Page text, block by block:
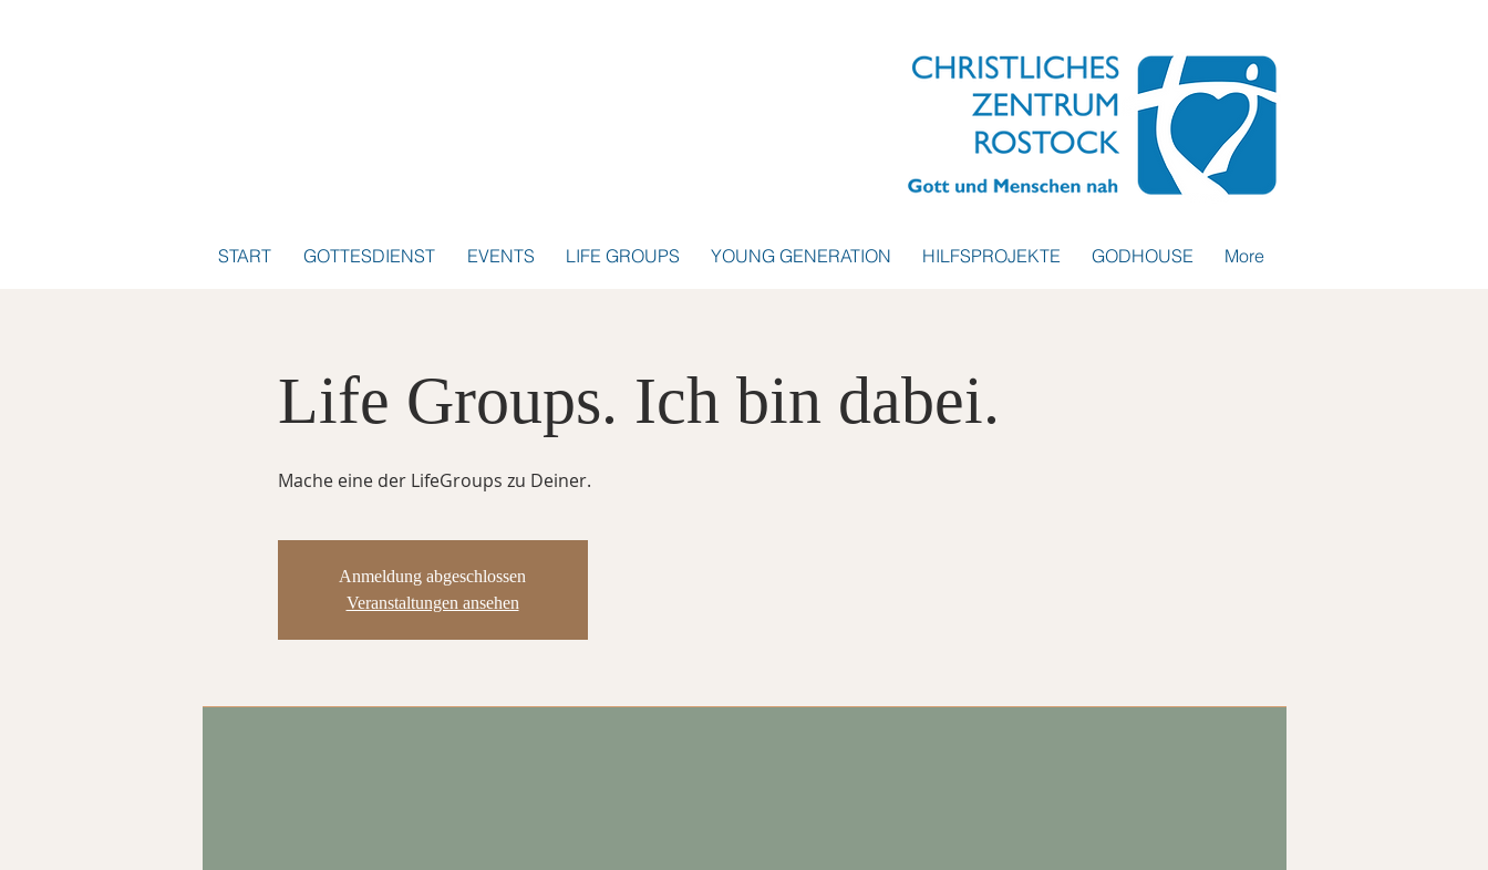
START GOTTESDIENST EVENTS LIFE GROUPS YOUNG GENERATION HILFSPROJEKTE GODHOUSE More
Life Groups. Ich bin dabei.
Mache eine der LifeGroups zu Deiner.
Anmeldung abgeschlossen
Veranstaltungen ansehen